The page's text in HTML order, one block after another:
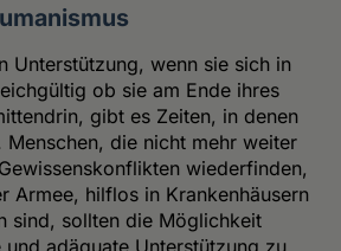
Unterstützung, wenn sie sich in
ob sie am Ende ihres
gibt es Zeiten, in denen
die nicht mehr weiter
wiederfinden,
Armee, hilflos in Krankenhäusern
sind, sollten die Möglichkeit
adäquate Unterstützung zu